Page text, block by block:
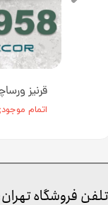
اتمام
تلفن فروشگاه